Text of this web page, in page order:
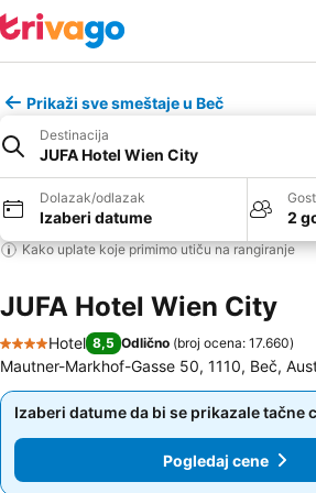
Prikaži sve smeštaje u Beč
Destinacija
JUFA Hotel Wien City
Dolazak/odlazak
Izaberi datume 2
Kako uplate koje primimo utiču na rangiranje
JUFA Hotel Wien City
4 Zvezdice
Hotel 8,5 Odlično (broj ocena: 17.660)
Mautner-Markhof-Gasse 50, 1110, Beč,
Izaberi datume da bi se prikazale tačne
Pogledaj cene
Izaberi datume da bi se prikazale tačne
Pogledaj cene